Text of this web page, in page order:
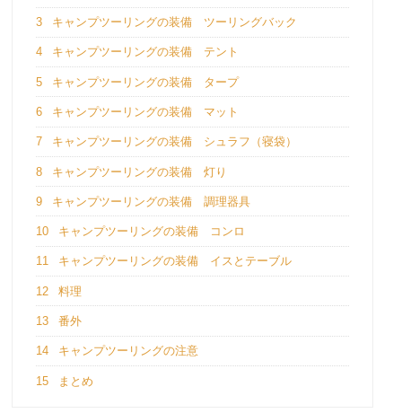
3 キャンプツーリングの装備 ツーリングバック
4 キャンプツーリングの装備 テント
5 キャンプツーリングの装備 タープ
6 キャンプツーリングの装備 マット
7 キャンプツーリングの装備 シュラフ（寝袋）
8 キャンプツーリングの装備 灯り
9 キャンプツーリングの装備 調理器具
10 キャンプツーリングの装備 コンロ
11 キャンプツーリングの装備 イスとテーブル
12 料理
13 番外
14 キャンプツーリングの注意
15 まとめ